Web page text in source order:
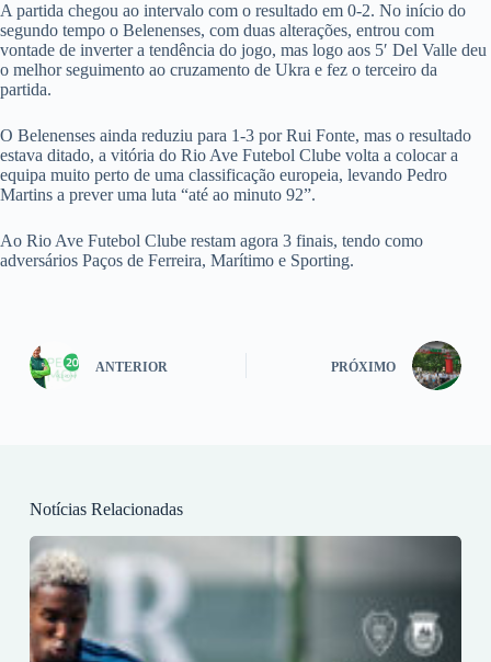
A partida chegou ao intervalo com o resultado em 0-2. No início do
segundo tempo o Belenenses, com duas alterações, entrou com
vontade de inverter a tendência do jogo, mas logo aos 5′ Del Valle deu
o melhor seguimento ao cruzamento de Ukra e fez o terceiro da
partida.
O Belenenses ainda reduziu para 1-3 por Rui Fonte, mas o resultado
estava ditado, a vitória do Rio Ave Futebol Clube volta a colocar a
equipa muito perto de uma classificação europeia, levando Pedro
Martins a prever uma luta “até ao minuto 92”.
Ao Rio Ave Futebol Clube restam agora 3 finais, tendo como
adversários Paços de Ferreira, Marítimo e Sporting.
ANTERIOR PRÓXIMO
Notícias Relacionadas